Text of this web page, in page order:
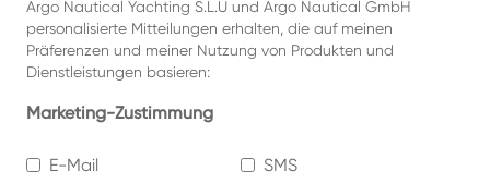
Argo Nautical Yachting S.L.U und Argo Nautical GmbH
personalisierte Mitteilungen erhalten, die auf meinen
Präferenzen und meiner Nutzung von Produkten und
Dienstleistungen basieren:
Marketing-Zustimmung
E-Mail SMS